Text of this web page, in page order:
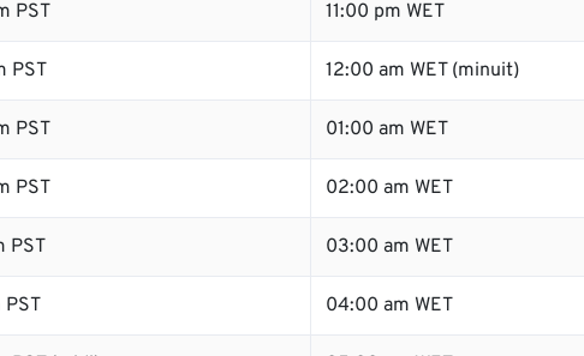
PST 11:00 pm WET
PST 12:00 am WET (minuit)
PST 01:00 am WET
PST 02:00 am WET
PST 03:00 am WET
PST 04:00 am WET